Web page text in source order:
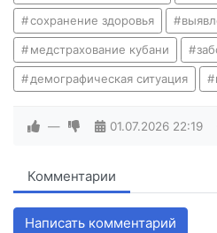
сохранение здоровья
медстрахование кубани
демографическая ситуация
— 01.07.2026 22:19
Комментарии
Написать комментарий